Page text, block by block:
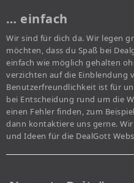
… einfach
Wir sind für dich da. Wir legen
möchten, dass du Spaß bei
einfach wie möglich gehalten
verzichten auf die Einblendung
Benutzerfreundlichkeit ist für
bei Entscheidung rund um die
einen Fehler finden, zum
dann kontaktiere uns gerne.
und Ideen für die DealGott